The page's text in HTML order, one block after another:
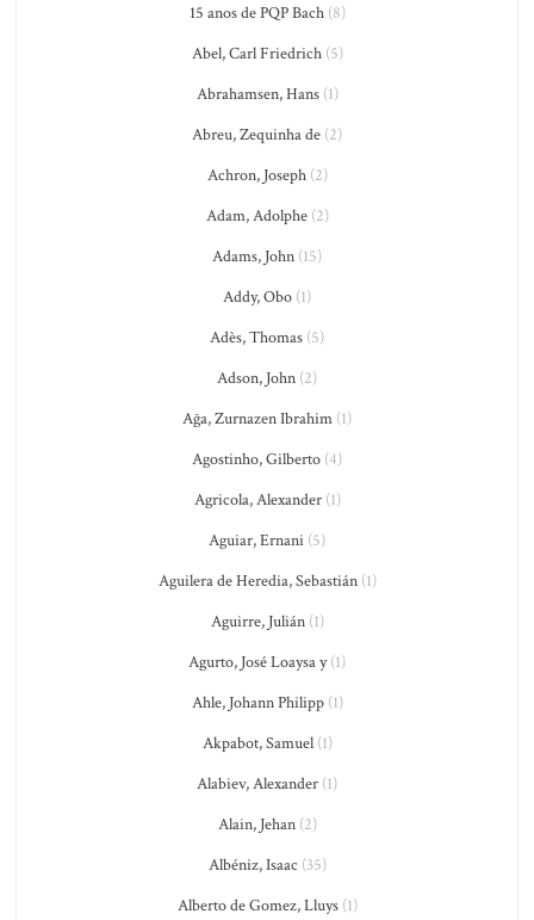
15 anos de PQP Bach(8)
Abel, Carl Friedrich(5)
Abrahamsen, Hans(1)
Abreu, Zequinha de (2)
Achron, Joseph(2)
Adam, Adolphe(2)
Adams, John (15)
Addy, Obo (1)
Adès, Thomas (5)
Adson, John (2)
Ağa, Zurnazen Ibrahim (1)
Agostinho, Gilberto (4)
Agricola, Alexander(1)
Aguiar, Ernani (5)
Aguilera de Heredia, Sebastián(1)
Aguirre, Julián(1)
Agurto, José Loaysa y(1)
Ahle, Johann Philipp(1)
Akpabot, Samuel(1)
Alabiev, Alexander (1)
Alain, Jehan(2)
Albéniz, Isaac (35)
Alberto de Gomez, Lluys(1)